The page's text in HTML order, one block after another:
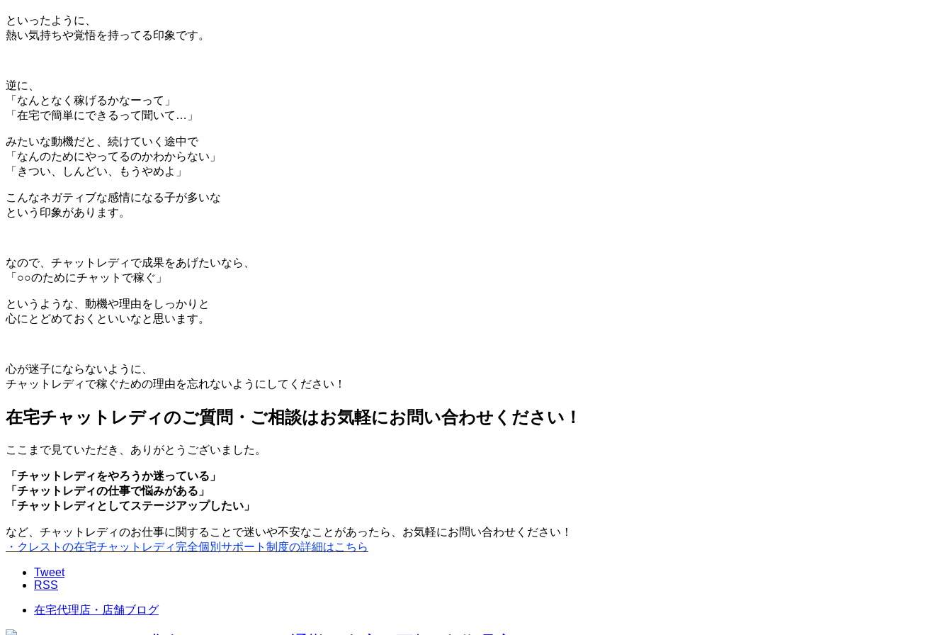
といったように、
熱い気持ちや覚悟を持ってる印象です。
逆に、
「なんとなく稼げるかなーって」
「在宅で簡単にできるって聞いて…」
みたいな動機だと、続けていく途中で
「なんのためにやってるのかわからない」
「きつい、しんどい、もうやめよ」
こんなネガティブな感情になる子が多いな
という印象があります。
なので、チャットレディで成果をあげたいなら、
「○○のためにチャットで稼ぐ」
というような、動機や理由をしっかりと
心にとどめておくといいなと思います。
心が迷子にならないように、
チャットレディで稼ぐための理由を忘れないようにしてください！
在宅チャットレディのご質問・ご相談はお気軽にお問い合わせください！
ここまで見ていただき、ありがとうございました。
「チャットレディをやろうか迷っている」
「チャットレディの仕事で悩みがある」
「チャットレディとしてステージアップしたい」
など、チャットレディのお仕事に関することで迷いや不安なことがあったら、お気軽にお問い合わせください！
・クレストの在宅チャットレディ完全個別サポート制度の詳細はこちら
Tweet
RSS
在宅代理店・店舗ブログ